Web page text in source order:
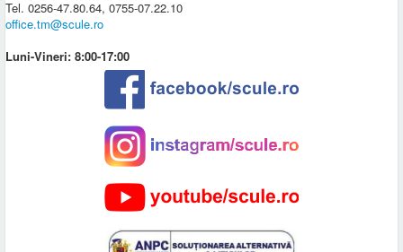
Tel. 0256-47.80.64, 0755-07.22.10
office.tm@scule.ro
Luni-Vineri: 8:00-17:00